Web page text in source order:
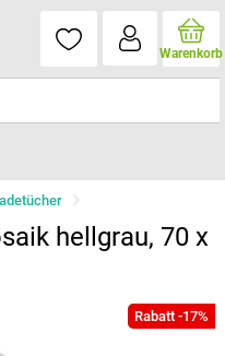
Warenkorb
hellgrau, 70 x
Rabatt -17%